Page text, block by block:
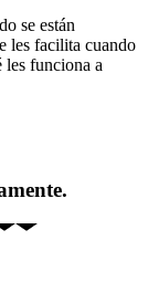
se están
les facilita cuando
les funciona a